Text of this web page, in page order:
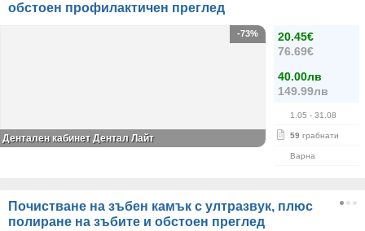
обстоен профилактичен преглед
20.45€
76.69€
40.00лв
149.99лв
1.05 - 31.08
59 грабнати
Варна
-73%
Дентален кабинет Дентал Лайт
Почистване на зъбен камък с ултразвук, плюс
полиране на зъбите и обстоен преглед